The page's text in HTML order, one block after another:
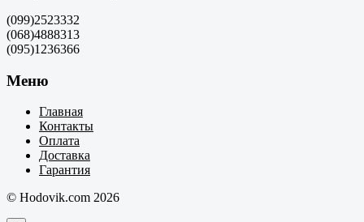
(099)2523332
(068)4888313
(095)1236366
Меню
Главная
Контакты
Оплата
Доставка
Гарантия
© Hodovik.com 2026